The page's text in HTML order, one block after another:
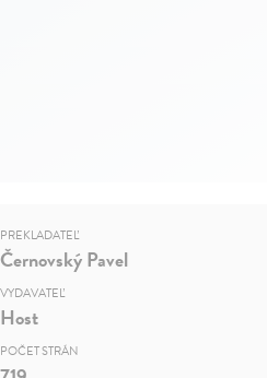
PREKLADATEĽ
Černovský Pavel
VYDAVATEĽ
Host
POČET STRÁN